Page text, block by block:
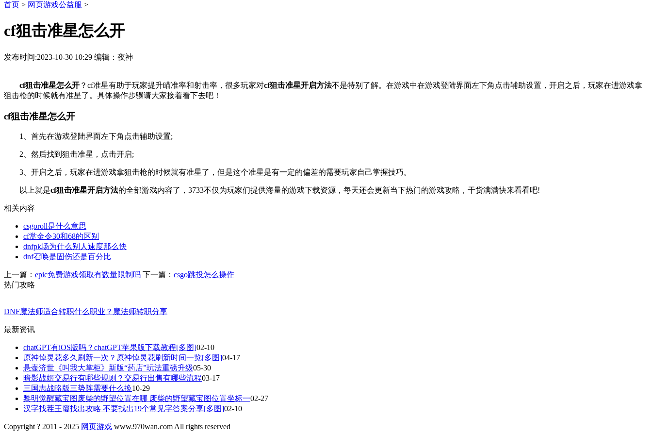
首页 > 网页游戏公益服 >
cf狙击准星怎么开
发布时间:2023-10-30 10:29 编辑：夜神
cf狙击准星怎么开 ？cf准星有助于玩家提升瞄准率和射击率，很多玩家对cf狙击准星开启方法不是特别了解。在游戏中在游戏登陆界面左下角点击辅助设置，开启之后，玩家在进游戏拿
狙击枪的时候就有准星了。具体操作步骤请大家接着看下去吧！
cf狙击准星怎么开
1、首先在游戏登陆界面左下角点击辅助设置;
2、然后找到狙击准星，点击开启;
3、开启之后，玩家在进游戏拿狙击枪的时候就有准星了，但是这个准星是有一定的偏差的需要玩家自己掌握技巧。
以上就是cf狙击准星开启方法的全部游戏内容了，3733不仅为玩家们提供海量的游戏下载资源，每天还会更新当下热门的游戏攻略，干货满满快来看看吧!
相关内容
csgoroll是什么意思
cf赏金令30和68的区别
dnfpk场为什么别人速度那么快
dnf召唤是固伤还是百分比
上一篇： epic免费游戏领取有数量限制吗 下一篇： csgo跳投怎么操作
热门攻略
DNF魔法师适合转职什么职业？魔法师转职分享
最新资讯
chatGPT有iOS版吗？chatGPT苹果版下载教程[多图]02-10
原神悼灵花多久刷新一次？原神悼灵花刷新时间一览[多图]04-17
悬壶济世《叫我大掌柜》新版“药店”玩法重磅升级05-30
暗影战姬交易行有哪些规则？交易行出售有哪些流程03-17
三国志战略版三势阵需要什么换10-29
黎明觉醒藏宝图废柴的野望位置在哪 废柴的野望藏宝图位置坐标一02-27
汉字找茬王嫑找出攻略 不要找出19个常见字答案分享[多图]02-10
Copyright ? 2011 - 2025 网页游戏 www.970wan.com All rights reserved